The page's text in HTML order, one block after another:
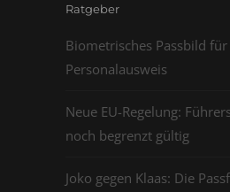
Ratgeber
Biometrisches Passbild für
Personalausweis
Neue EU-Regelung:
noch begrenzt gültig
Joko gegen Klaas: Die